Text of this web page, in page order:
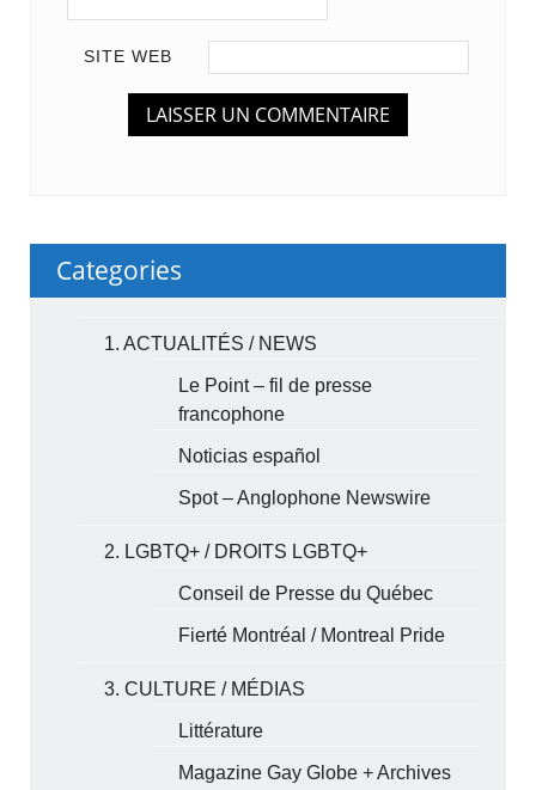
SITE WEB
Categories
1. ACTUALITÉS / NEWS
Le Point – fil de presse
francophone
Noticias español
Spot – Anglophone Newswire
2. LGBTQ+ / DROITS LGBTQ+
Conseil de Presse du Québec
Fierté Montréal / Montreal Pride
3. CULTURE / MÉDIAS
Littérature
Magazine Gay Globe + Archives